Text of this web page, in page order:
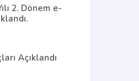
2. Dönem e-
Açıklandı